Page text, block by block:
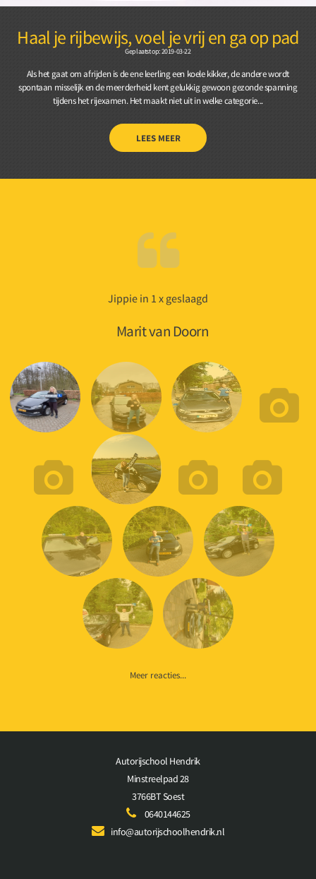
Haal je rijbewijs, voel je vrij en ga op pad
Geplaatst op: 2019-03-22
Als het gaat om afrijden is de ene leerling een koele kikker, de andere wordt
spontaan misselijk en de meerderheid kent gelukkig gewoon gezonde spanning
tijdens het rijexamen. Het maakt niet uit in welke categorie...
LEES MEER
Jippie in 1 x geslaagd
Marit van Doorn
Geslaagd!
Emma van Heerikhuize
Meer reacties...
Autorijschool Hendrik
Minstreelpad 28
3766BT Soest
0640144625
info@autorijschoolhendrik.nl